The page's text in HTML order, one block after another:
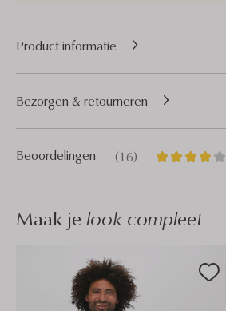
Product informatie
Beoordelingen (16) 16
4
Bezorgen & retourneren
Maak je look compleet